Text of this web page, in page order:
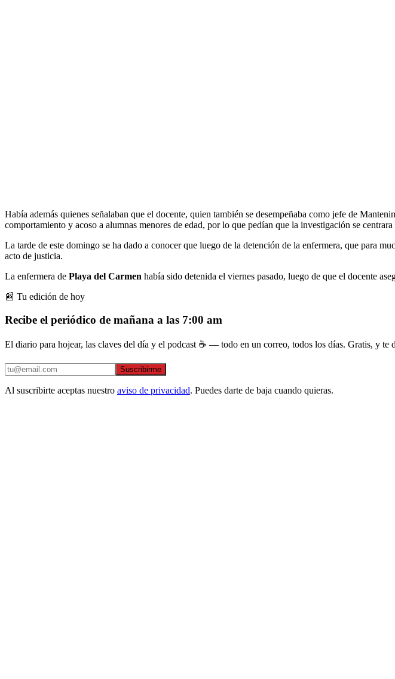
Había además quienes señalaban que el docente, quien también se desempeñaba como jefe de
comportamiento y acoso a alumnas menores de edad, por lo que pedían que la investigación se centrara
La tarde de este domingo se ha dado a conocer que luego de la detención de la enfermera, que para
acto de justicia.
La enfermera de Playa del Carmen había sido detenida el viernes pasado, luego de que el docente
📰 Tu edición de hoy
Recibe el periódico de mañana a las 7:00 am
El diario para hojear, las claves del día y el podcast ☕ — todo en un correo, todos los días. Gratis, y te
Suscribirme
Al suscribirte aceptas nuestro aviso de privacidad. Puedes darte de baja cuando quieras.